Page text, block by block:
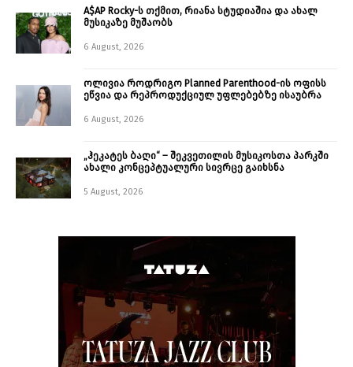
A$AP Rocky-ს თქმით, რიანა სტუდიაშია და ახალ
მუსიკაზე მუშაობს
6 August, 2026
ოლივია როდრიგო Planned Parenthood-ის ოფისს
ეწვია და რეპროდუქციულ უფლებებზე ისაუბრა
6 August, 2026
„ჰეკატეს ბაღი“ – შეკვეთილის მუსიკოსთა პარკში
ახალი კონცეპტუალური სივრცე გაიხსნა ￼
5 August, 2026